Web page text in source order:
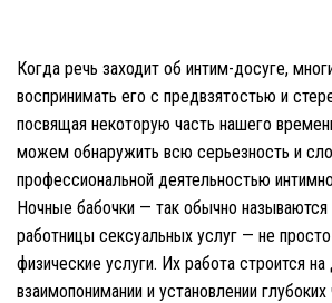
Когда речь заходит об интим-досуге,
воспринимать его с предвзятостью и
посвящая некоторую часть нашего
можем обнаружить всю серьезность и
профессиональной деятельностью
Ночные бабочки — так обычно
работницы сексуальных услуг — не
физические услуги. Их работа строится на
взаимопонимании и установлении